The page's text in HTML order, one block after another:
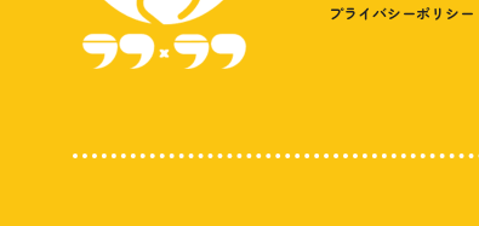
プライバシーポリシー